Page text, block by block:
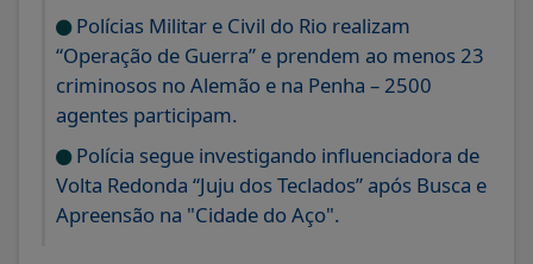
Polícias Militar e Civil do Rio realizam
“Operação de Guerra” e prendem ao menos 23
criminosos no Alemão e na Penha – 2500
agentes participam.
Polícia segue investigando influenciadora de
Volta Redonda “Juju dos Teclados” após Busca e
Apreensão na "Cidade do Aço".